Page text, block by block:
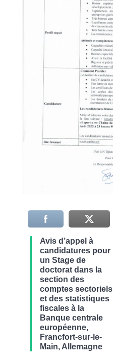
Avis d’appel à
candidatures pour
un Stage de
doctorat dans la
section des
comptes sectoriels
et des statistiques
fiscales à la
Banque centrale
européenne,
Francfort-sur-le-
Main, Allemagne